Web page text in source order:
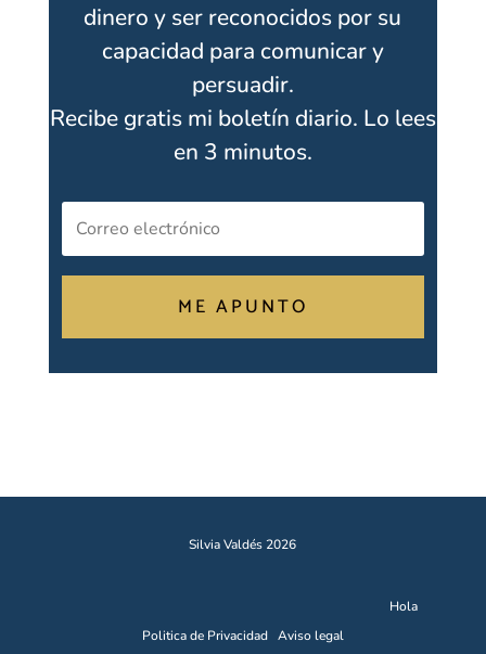
dinero y ser reconocidos por su
capacidad para comunicar y
persuadir.
Recibe gratis mi boletín diario. Lo lees
en 3 minutos.
ME APUNTO
Silvia Valdés 2026
Hola
Politica de Privacidad Aviso legal